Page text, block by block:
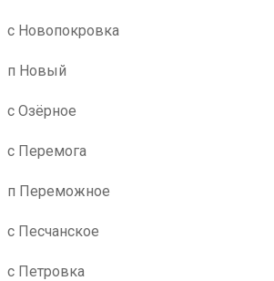
с Новопокровка
п Новый
с Озёрное
с Перемога
п Переможное
с Песчанское
с Петровка